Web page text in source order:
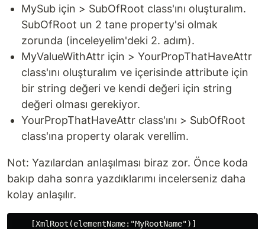
MySub için > SubOfRoot class'ını oluşturalım.
SubOfRoot un 2 tane property'si olmak
zorunda (inceleyelim'deki 2. adım).
MyValueWithAttr için > YourPropThatHaveAttr
class'ını oluşturalım ve içerisinde attribute için
bir string değeri ve kendi değeri için string
değeri olması gerekiyor.
YourPropThatHaveAttr class'ını > SubOfRoot
class'ına property olarak verellim.
Not: Yazılardan anlaşılması biraz zor. Önce koda
bakıp daha sonra yazdıklarımı incelerseniz daha
kolay anlaşılır.
    [XmlRoot(elementName:"MyRootName")]